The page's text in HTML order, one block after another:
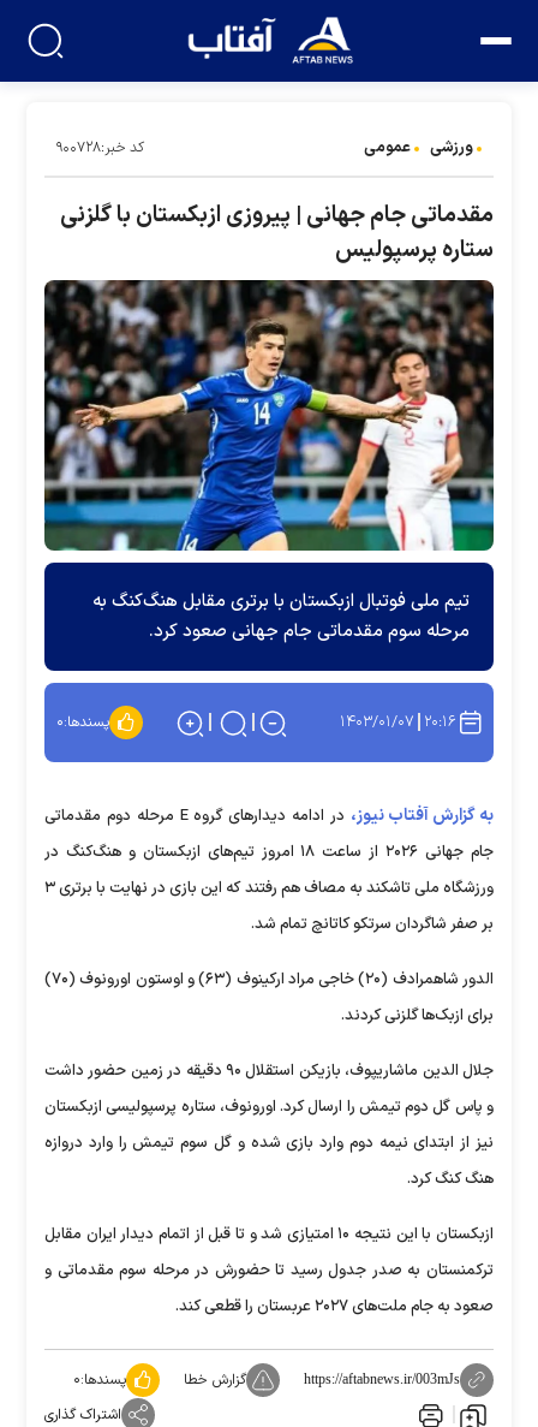
ورزشی عمومی کد خبر:۹۰۰۷۲۸
مقدماتی جام جهانی | پیروزی ازبکستان با گلزنی
ستاره پرسپولیس
تیم ملی فوتبال ازبکستان با برتری مقابل هنگ‌کنگ به
مرحله سوم مقدماتی جام جهانی صعود کرد.
۲۰:۱۶ ۱۴۰۳/۰۱/۰۷ پسندها:۰
به گزارش آفتاب نیوز،
در ادامه دیدار‌های گروه E مرحله دوم مقدماتی
جام جهانی ۲۰۲۶ از ساعت ۱۸ امروز تیم‌های ازبکستان و هنگ‌کنگ در
ورزشگاه ملی تاشکند به مصاف هم رفتند که این بازی در نهایت با برتری ۳
بر صفر شاگردان سرتکو کاتانچ تمام شد.
الدور شاهمرادف (۲۰) خاجی مراد ارکینوف (۶۳) و اوستون اورونوف (۷۰)
برای ازبک‌ها گلزنی کردند.
جلال الدین ماشاریپوف، بازیکن استقلال ۹۰ دقیقه در زمین حضور داشت
و پاس گل دوم تیمش را ارسال کرد. اورونوف، ستاره پرسپولیسی ازبکستان
نیز از ابتدای نیمه دوم وارد بازی شده و گل سوم تیمش را وارد دروازه
هنگ کنگ کرد.
ازبکستان با این نتیجه ۱۰ امتیازی شد و تا قبل از اتمام دیدار ایران مقابل
ترکمنستان به صدر جدول رسید تا حضورش در مرحله سوم مقدماتی و
صعود به جام ملت‌های ۲۰۲۷ عربستان را قطعی کند.
https://aftabnews.ir/003mJs گزارش خطا پسندها:۰
اشتراک گذاری